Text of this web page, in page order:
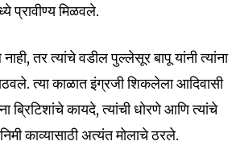
प्रावीण्य मिळवले.
तर त्यांचे वडील पुल्लेसूर बापू यांनी त्यांना
त्या काळात इंग्रजी शिकलेला आदिवासी
ब्रिटिशांचे कायदे, त्यांची धोरणे आणि त्यांचे
काव्यासाठी अत्यंत मोलाचे ठरले.